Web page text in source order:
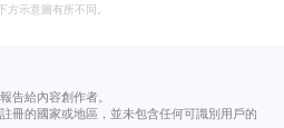
示意圖有所不同。
告給內容創作者。
冊的國家或地區，並未包含任何可識別用戶的